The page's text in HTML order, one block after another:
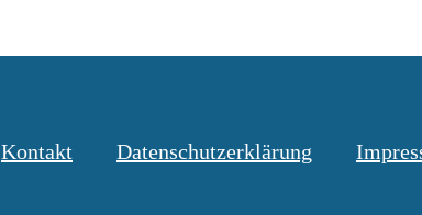
Kontakt Datenschutzerklärung